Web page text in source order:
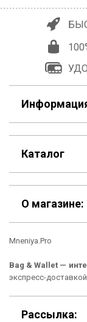
F.A.Q
Контакты
Шоурум
Материалы
Каталог
Скидки
Кошельки
Сумки
О магазине:
Mneniya.Pro
Bag & Wallet —
экспресс-
Рассылка: